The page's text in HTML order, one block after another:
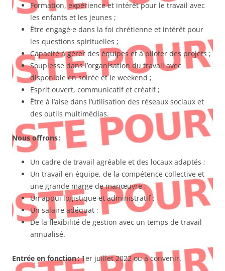
Formation, expérience et intérêt pour le travail avec
les enfants et les jeunes ;
Être engagé·e dans la foi chrétienne et intérêt pour
les questions spirituelles ;
Capacité à gérer des équipes et à piloter des projets ;
Souplesse dans l’organisation du travail avec
disponible en soirée et le weekend ;
Esprit ouvert, communicatif et créatif ;
Être à l’aise dans l’utilisation des réseaux sociaux et
des outils multimédias.
Nous offrons :
Un cadre de travail agréable et des locaux adaptés ;
Un travail en équipe, de la compétence collective et
une grande marge de manœuvre ;
Un appui logistique et administratif ;
Un salaire adéquat ;
De la flexibilité de gestion avec un temps de travail
annualisé.
Entrée en fonction :1er juillet 2022 ou à convenir.